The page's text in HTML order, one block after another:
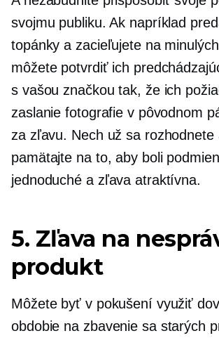
svojmu publiku. Ak napríklad
topánky a zacieľujete na
môžete potvrdiť ich
s vašou značkou tak, že ich
zaslanie fotografie v pôvodnom
za zľavu. Nech už sa rozhodnete
pamätajte na to, aby boli
jednoduché a zľava atraktívna.
5. Zľava na
produkt
Môžete byť v pokušení využiť
obdobie na zbavenie sa starých